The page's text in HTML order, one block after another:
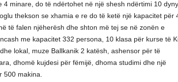
4 minare, do të ndërtohet në një shesh ndërtimi 10
thekson se xhamia e re do të ketë një kapacitet për
të falen njëherësh dhe shton më tej se në zonën e
me kapacitet 332 persona, 10 klasa për kurse të
lokal, muze Ballkanik 2 katësh, ashensor për të
dhomë kujdesi për fëmijë, dhoma studimi dhe një
makina.